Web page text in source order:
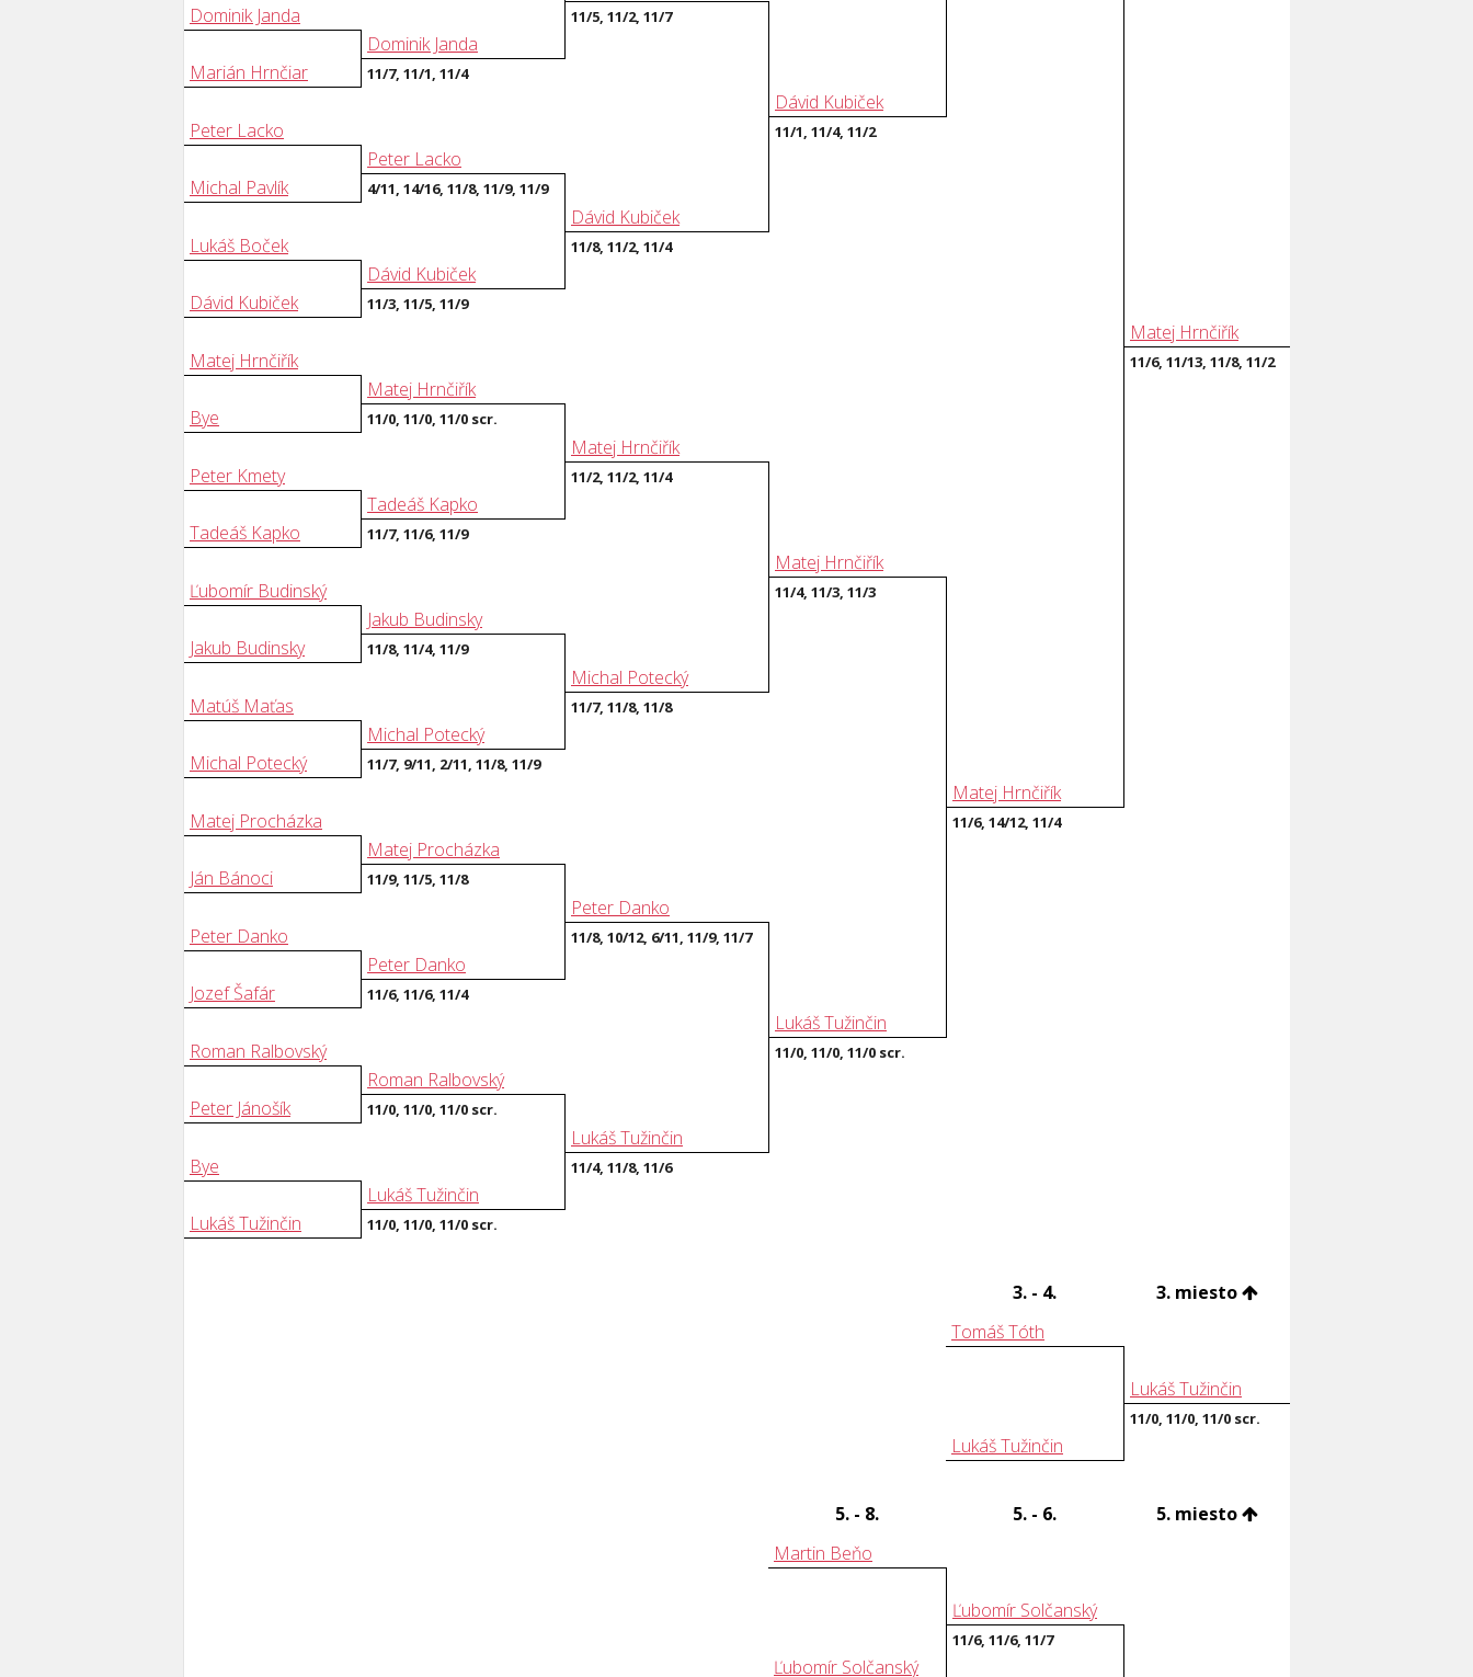
Dominik Janda
11/5, 11/2, 11/7
Dominik Janda
Marián Hrnčiar
11/7, 11/1, 11/4
Dávid Kubiček
Peter Lacko
11/1, 11/4, 11/2
Peter Lacko
Michal Pavlík
4/11, 14/16, 11/8, 11/9, 11/9
Dávid Kubiček
Lukáš Boček
11/8, 11/2, 11/4
Dávid Kubiček
Dávid Kubiček
11/3, 11/5, 11/9
Matej Hrnčiřík
Matej Hrnčiřík
11/6, 11/13, 11/8, 11/2
Matej Hrnčiřík
Bye
11/0, 11/0, 11/0 scr.
Matej Hrnčiřík
Peter Kmety
11/2, 11/2, 11/4
Tadeáš Kapko
Tadeáš Kapko
11/7, 11/6, 11/9
Matej Hrnčiřík
Ľubomír Budinský
11/4, 11/3, 11/3
Jakub Budinsky
Jakub Budinsky
11/8, 11/4, 11/9
Michal Potecký
Matúš Maťas
11/7, 11/8, 11/8
Michal Potecký
Michal Potecký
11/7, 9/11, 2/11, 11/8, 11/9
Matej Hrnčiřík
Matej Procházka
11/6, 14/12, 11/4
Matej Procházka
Ján Bánoci
11/9, 11/5, 11/8
Peter Danko
Peter Danko
11/8, 10/12, 6/11, 11/9, 11/7
Peter Danko
Jozef Šafár
11/6, 11/6, 11/4
Lukáš Tužinčin
Roman Ralbovský
11/0, 11/0, 11/0 scr.
Roman Ralbovský
Peter Jánošík
11/0, 11/0, 11/0 scr.
Lukáš Tužinčin
Bye
11/4, 11/8, 11/6
Lukáš Tužinčin
Lukáš Tužinčin
11/0, 11/0, 11/0 scr.
3. - 4.
3. miesto
Tomáš Tóth
Lukáš Tužinčin
11/0, 11/0, 11/0 scr.
Lukáš Tužinčin
5. - 8. 5. - 6.
5. miesto
Martin Beňo
Ľubomír Solčanský
11/6, 11/6, 11/7
Ľubomír Solčanský